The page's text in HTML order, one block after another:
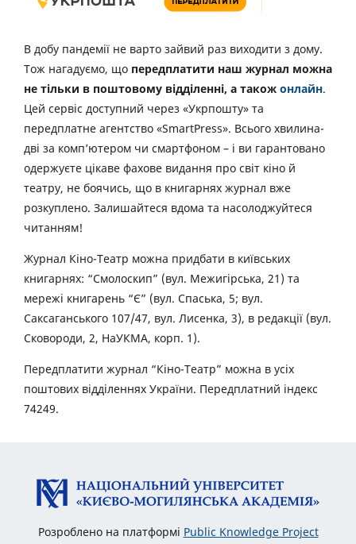
В добу пандемії не варто зайвий раз виходити з дому.
Тож нагадуємо, що передплатити наш журнал можна
не тільки в поштовому відділенні, а також онлайн.
Цей сервіс доступний через «Укрпошту» та
передплатне агентство «SmartPress». Всього хвилина-
дві за комп’ютером чи смартфоном – і ви гарантовано
одержуєте цікаве фахове видання про світ кіно й
театру, не боячись, що в книгарнях журнал вже
розкуплено. Залишайтеся вдома та насолоджуйтеся
читанням!
Журнал Кіно-Театр можна придбати в київських
книгарнях: “Смолоскип” (вул. Межигірська, 21) та
мережі книгарень “Є” (вул. Спаська, 5; вул.
Саксаганського 107/47, вул. Лисенка, 3), в редакції (вул.
Сковороди, 2, НаУКМА, корп. 1).
Передплатити журнал “Кіно-Театр” можна в усіх
поштових відділеннях України. Передплатний індекс
74249.
Розроблено на платформі Public Knowledge Project